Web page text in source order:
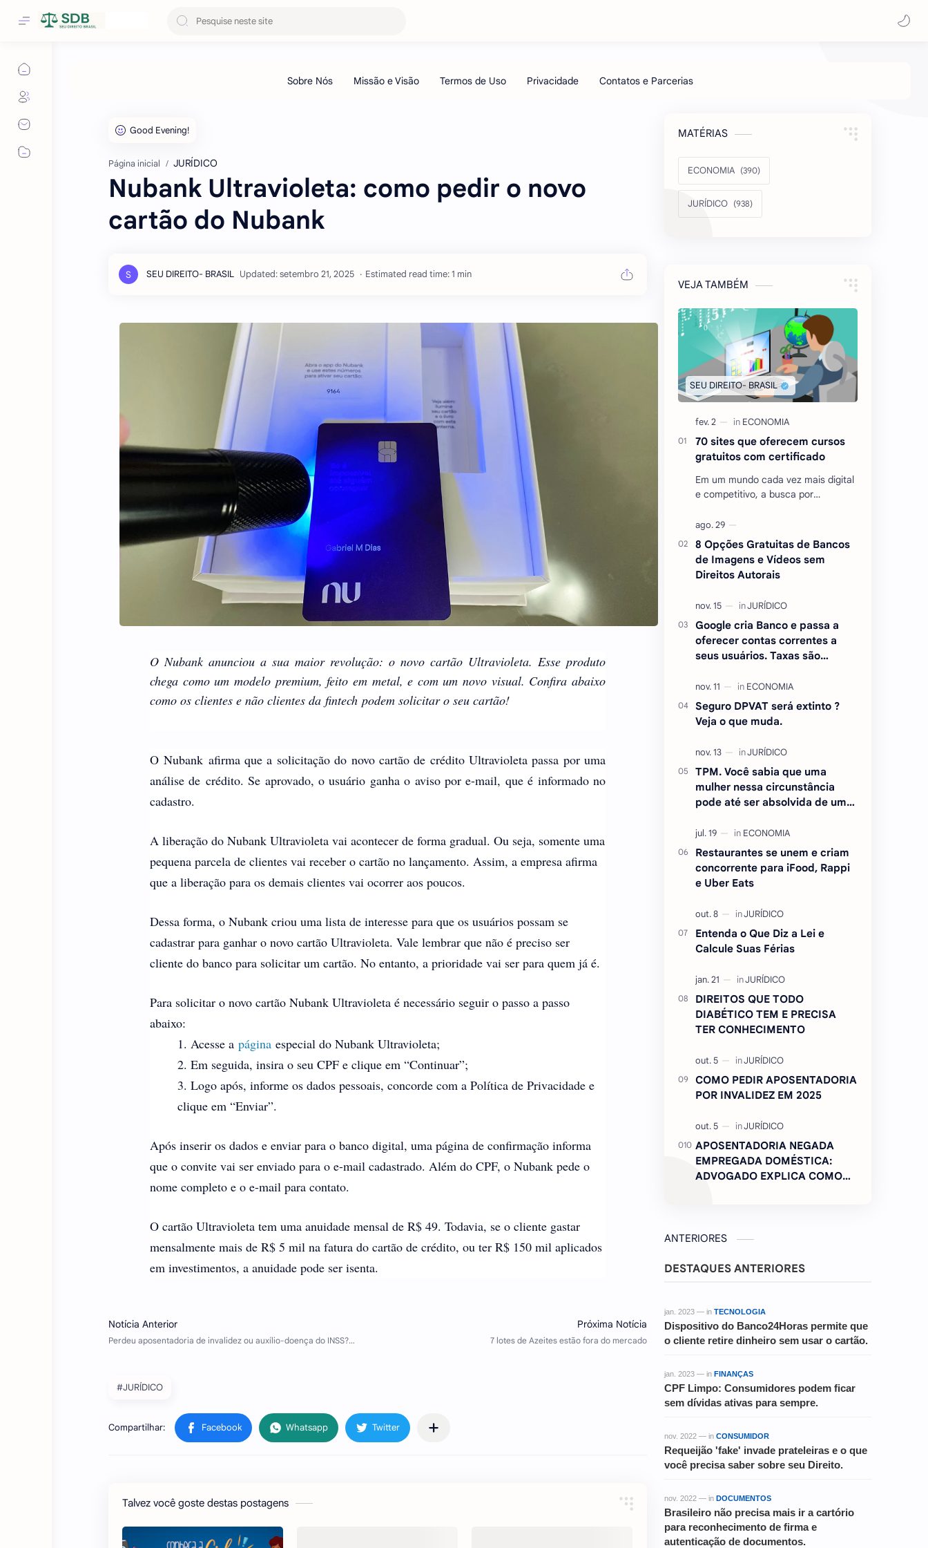
Página inicial JURÍDICO
Nubank Ultravioleta: como pedir o novo
cartão do Nubank
Estimated read time: 1 min
O Nubank anunciou a sua maior revolução: o novo cartão Ultravioleta. Esse produto
chega como um modelo premium, feito em metal, e com um novo visual. Confira abaixo
como os clientes e não clientes da fintech podem solicitar o seu cartão!
O Nubank afirma que a solicitação do novo cartão de crédito Ultravioleta passa por uma
análise de crédito. Se aprovado, o usuário ganha o aviso por e-mail, que é informado no
cadastro.
A liberação do Nubank Ultravioleta vai acontecer de forma gradual. Ou seja, somente uma
pequena parcela de clientes vai receber o cartão no lançamento. Assim, a empresa afirma
que a liberação para os demais clientes vai ocorrer aos poucos.
Dessa forma, o Nubank criou uma lista de interesse para que os usuários possam se
cadastrar para ganhar o novo cartão Ultravioleta. Vale lembrar que não é preciso ser
cliente do banco para solicitar um cartão. No entanto, a prioridade vai ser para quem já é.
Para solicitar o novo cartão Nubank Ultravioleta é necessário seguir o passo a passo
abaixo:
Acesse a página especial do Nubank Ultravioleta;
Em seguida, insira o seu CPF e clique em “Continuar”;
Logo após, informe os dados pessoais, concorde com a Política de Privacidade e
clique em “Enviar”.
Após inserir os dados e enviar para o banco digital, uma página de confirmação informa
que o convite vai ser enviado para o e-mail cadastrado. Além do CPF, o Nubank pede o
nome completo e o e-mail para contato.
O cartão Ultravioleta tem uma anuidade mensal de R$ 49. Todavia, se o cliente gastar
mensalmente mais de R$ 5 mil na fatura do cartão de crédito, ou ter R$ 150 mil aplicados
em investimentos, a anuidade pode ser isenta.
#JURÍDICO
Talvez você goste destas postagens
MATÉRIAS
ECONOMIA
JURÍDICO
VEJA TAMBÉM
70 sites que oferecem cursos
gratuitos com certificado
Em um mundo cada vez mais digital
e competitivo, a busca por
tornou-se essencial para quem
deseja se destacar no mercado …
8 Opções Gratuitas de Bancos
de Imagens e Vídeos sem
Direitos Autorais
Google cria Banco e passa a
oferecer contas correntes a
seus usuários. Taxas são
Seguro DPVAT será extinto ?
Veja o que muda.
TPM. Você sabia que uma
mulher nessa circunstância
pode até ser absolvida de um
Restaurantes se unem e criam
concorrente para iFood, Rappi
e Uber Eats
Entenda o Que Diz a Lei e
Calcule Suas Férias
DIREITOS QUE TODO
DIABÉTICO TEM E PRECISA
TER CONHECIMENTO
COMO PEDIR APOSENTADORIA
POR INVALIDEZ EM 2025
APOSENTADORIA NEGADA
EMPREGADA DOMÉSTICA:
ADVOGADO EXPLICA COMO
ANTERIORES
DESTAQUES ANTERIORES
jan. 2023 — in TECNOLOGIA
Dispositivo do Banco24Horas permite que
o cliente retire dinheiro sem usar o cartão.
jan. 2023 — in FINANÇAS
CPF Limpo: Consumidores podem ficar
sem dívidas ativas para sempre.
nov. 2022 — in CONSUMIDOR
Requeijão 'fake' invade prateleiras e o que
você precisa saber sobre seu Direito.
nov. 2022 — in DOCUMENTOS
Brasileiro não precisa mais ir a cartório
para reconhecimento de firma e
autenticação de documentos.